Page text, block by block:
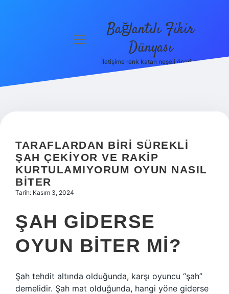
Hakkımızda
menüyü
Bağlantılı Fikir
Dünyası
İletişime renk katan neşeli öneriler!
TARAFLARDAN BIRI SÜREKLI
ŞAH ÇEKIYOR VE RAKIP
KURTULAMIYORUM OYUN NASIL
BITER
Tarih: Kasım 3, 2024
ŞAH GIDERSE
OYUN BITER MI?
Şah tehdit altında olduğunda, karşı oyuncu “şah”
demelidir. Şah mat olduğunda, hangi yöne giderse